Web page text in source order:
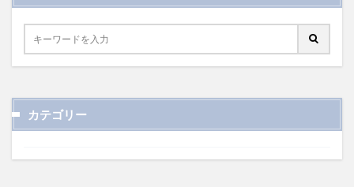
カテゴリー